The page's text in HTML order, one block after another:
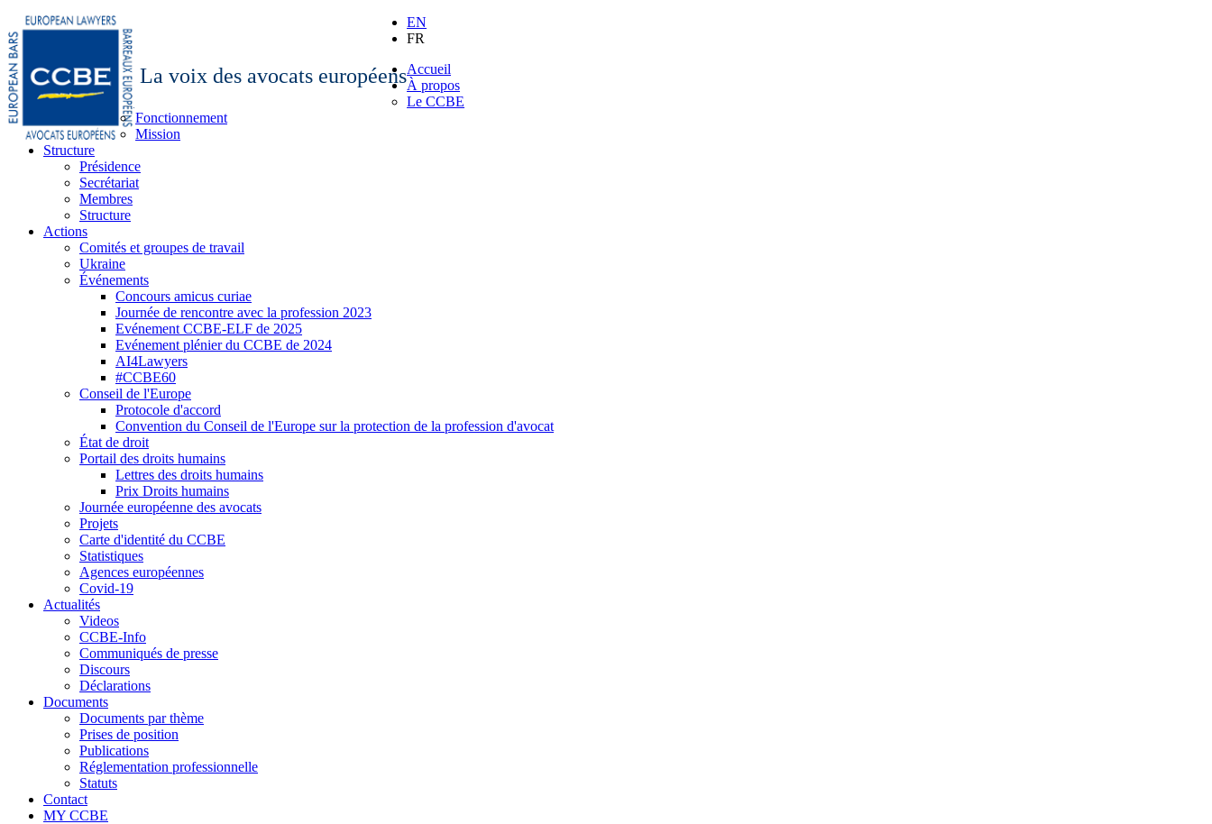
La voix des avocats européens
EN
FR
Accueil
À propos
Le CCBE
Fonctionnement
Mission
Structure
Présidence
Secrétariat
Membres
Structure
Actions
Comités et groupes de travail
Ukraine
Événements
Concours amicus curiae
Journée de rencontre avec la profession 2023
Evénement CCBE-ELF de 2025
Evénement plénier du CCBE de 2024
AI4Lawyers
#CCBE60
Conseil de l'Europe
Protocole d'accord
Convention du Conseil de l'Europe sur la protection de la profession d'avocat
État de droit
Portail des droits humains
Lettres des droits humains
Prix Droits humains
Journée européenne des avocats
Projets
Carte d'identité du CCBE
Statistiques
Agences européennes
Covid-19
Actualités
Videos
CCBE-Info
Communiqués de presse
Discours
Déclarations
Documents
Documents par thème
Prises de position
Publications
Réglementation professionnelle
Statuts
Contact
MY CCBE